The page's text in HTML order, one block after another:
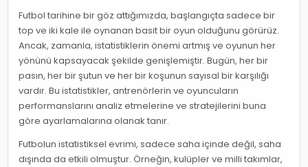
Futbol tarihine bir göz attığımızda, başlangıçta sadece bir
top ve iki kale ile oynanan basit bir oyun olduğunu görürüz.
Ancak, zamanla, istatistiklerin önemi artmış ve oyunun her
yönünü kapsayacak şekilde genişlemiştir. Bugün, her bir
pasın, her bir şutun ve her bir koşunun sayısal bir karşılığı
vardır. Bu istatistikler, antrenörlerin ve oyuncuların
performanslarını analiz etmelerine ve stratejilerini buna
göre ayarlamalarına olanak tanır.
Futbolun istatistiksel evrimi, sadece saha içinde değil, saha
dışında da etkili olmuştur. Örneğin, kulüpler ve milli takımlar,